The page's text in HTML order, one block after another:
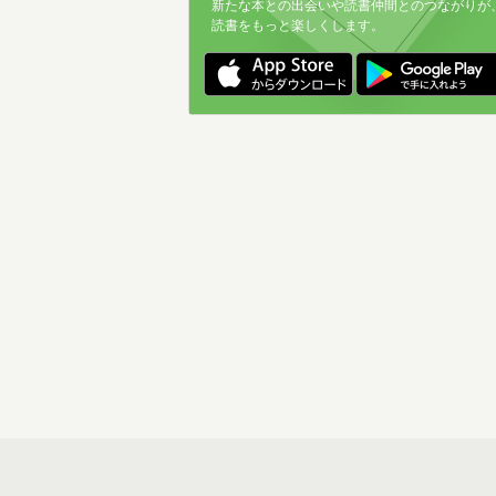
新たな本との出会いや読書仲間とのつながりが
読書をもっと楽しくします。